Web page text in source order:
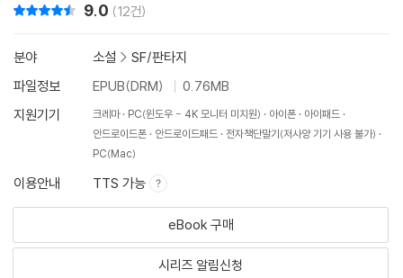
9.0 (12건)
분야 소설 > SF/판타지
파일정보
EPUB(DRM)
0.76MB
지원기기
크레마 PC(윈도우 - 4K 모니터 미지원) 아이폰
아이패드
안드로이드폰
안드로이드패드
전자책단말기(저사양 기기 사용 불가)
PC(Mac)
이용안내 TTS 가능
eBook 구매
시리즈 알림신청